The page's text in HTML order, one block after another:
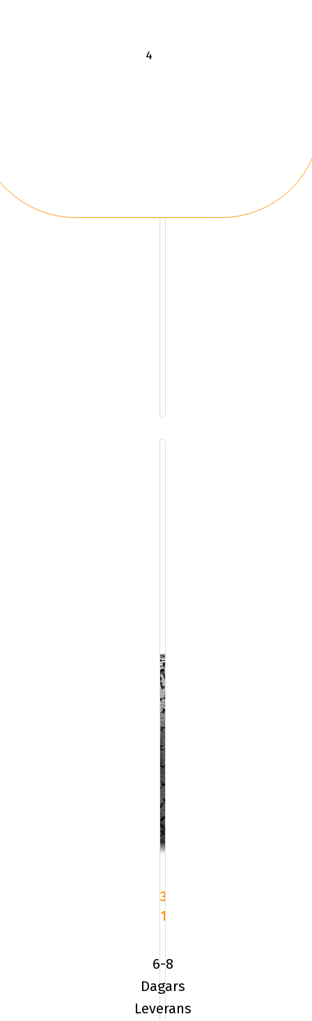
31x10.50R15
109Q
AT2
6-8
Dagars
Leverans